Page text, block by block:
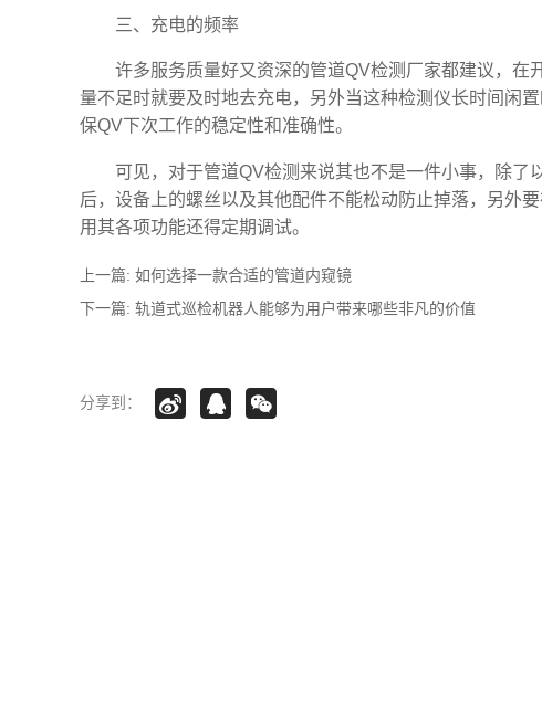
三、充电的频率
许多服务质量好又资深的管道QV检测厂家都建议，
量不足时就要及时地去充电，另外当这种检测仪长时间闲
保QV下次工作的稳定性和准确性。
可见，对于管道QV检测来说其也不是一件小事，除
后，设备上的螺丝以及其他配件不能松动防止掉落，另外
用其各项功能还得定期调试。
上一篇: 如何选择一款合适的管道内窥镜
下一篇: 轨道式巡检机器人能够为用户带来哪些非凡的价值
分享到：